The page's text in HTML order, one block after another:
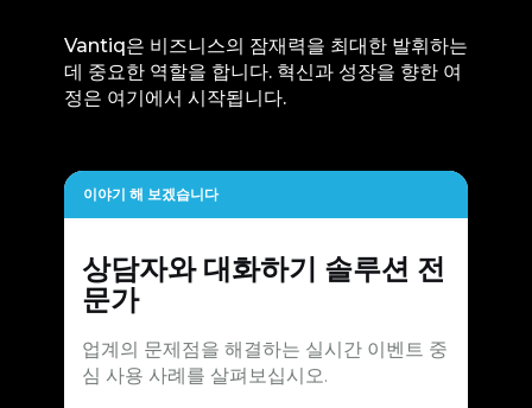
Vantiq은 비즈니스의 잠재력을 최대한 발휘하는
데 중요한 역할을 합니다. 혁신과 성장을 향한 여
정은 여기에서 시작됩니다.
이야기 해 보겠습니다
상담자와 대화하기 솔루션 전
문가
업계의 문제점을 해결하는 실시간 이벤트 중
심 사용 사례를 살펴보십시오.